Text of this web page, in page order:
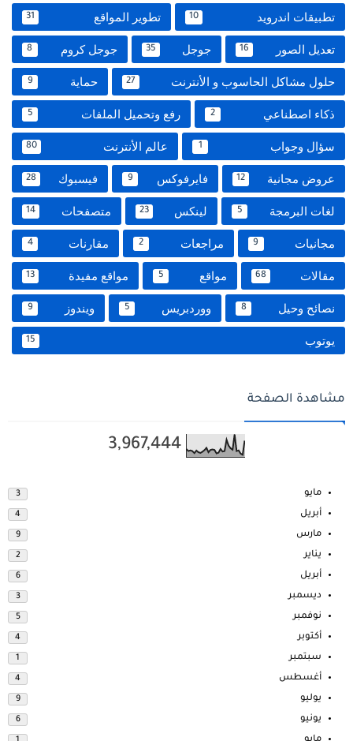
تطبيقات اندرويد 10 تطوير المواقع 31
تعديل الصور 16 جوجل 35 جوجل كروم 8
حلول مشاكل الحاسوب و الأنترنت 27 حماية 9
ذكاء اصطناعي 2 رفع وتحميل الملفات 5
سؤال وجواب 1 عالم الأنترنت 80
عروض مجانية 12 فايرفوكس 9 فيسبوك 28
لغات البرمجة 5 لينكس 23 متصفحات 14
مجانيات 9 مراجعات 2 مقارنات 4
مقالات 68 مواقع 5 مواقع مفيدة 13
نصائح وحيل 8 ووردبريس 5 ويندوز 9
يوتوب 15
مشاهدة الصفحة
3,967,444
مايو 3
أبريل 4
مارس 9
يناير 2
أبريل 6
ديسمبر 3
نوفمبر 5
أكتوبر 4
سبتمبر 1
أغسطس 4
يوليو 9
يونيو 6